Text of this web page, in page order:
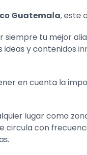
Guatemala, este
siempre tu mejor
y contenidos
en cuenta la
lugar como
con